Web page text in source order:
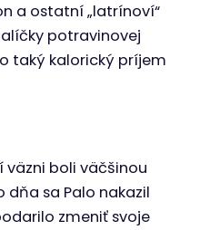
a ostatní „latrínoví“
potravinovej
taký kalorický príjem
väzni boli väčšinou
dňa sa Palo nakazil
zmeniť svoje